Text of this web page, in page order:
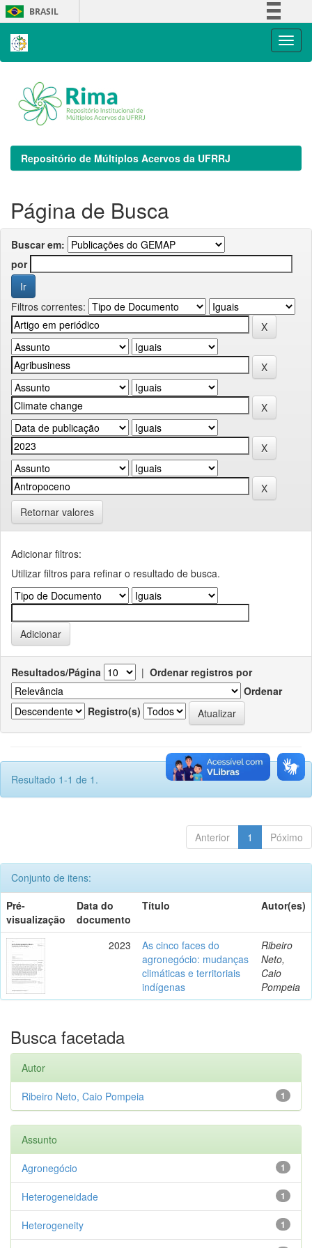
Skip
navigation
BRASIL
Repositório de Múltiplos Acervos da UFRRJ
Página de Busca
Buscar em:
por
Filtros correntes:
Retornar valores
Adicionar filtros:
Utilizar filtros para refinar o resultado de busca.
Resultados/Página | Ordenar registros por
Ordenar
Registro(s)
Resultado 1-1 de 1.
Anterior 1 Póximo
Conjunto de itens:
Pré-
visualização
Data do
documento
Título Autor(es)
2023
As cinco faces do
agronegócio: mudanças
climáticas e territoriais
indígenas
Ribeiro
Neto,
Caio
Pompeia
Busca facetada
Autor
1
Ribeiro Neto, Caio Pompeia
Assunto
1
Agronegócio
1
Heterogeneidade
1
Heterogeneity